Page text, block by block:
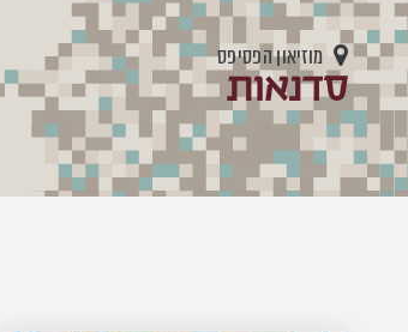
מוזיאון הפסיפס
סדנאות